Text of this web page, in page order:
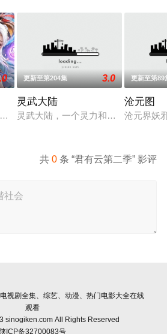
天蚕土豆所著写的《大主宰》、《元
更新至第204集 3.0
灵武大陆
灵武大陆，一个灵力和武魂并存的世
更新至第89
沧元图
沧元界妖
共0 条 “君有云第二季” 影评
视剧全集、综艺、动漫、热门电影大全在线
观看
sinogiken.com All Rights Reserved
陕ICP备32700083号